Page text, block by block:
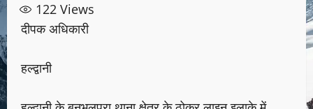
122 Views
दीपक अधिकारी
हल्द्वानी